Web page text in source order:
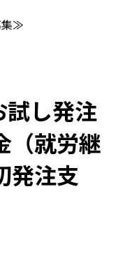
集≫
試し発注
（就労継
発注支